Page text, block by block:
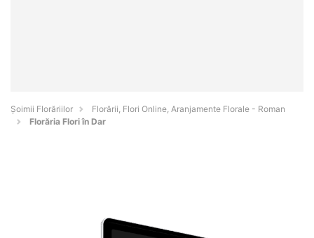
Șoimii Florăriilor
Florării, Flori Online, Aranjamente Florale - Roman
Florăria Flori în Dar